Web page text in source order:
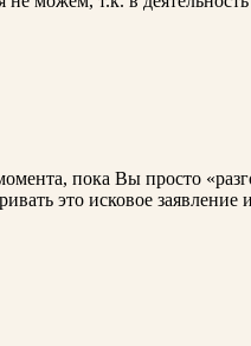
пока Вы просто
это исковое